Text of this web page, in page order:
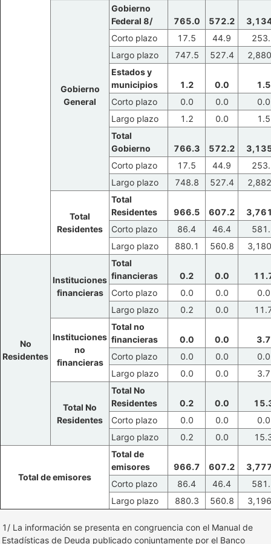
Gobierno
General
Gobierno
Federal 8/
765.0 572.2
Corto plazo
17.5 44.9
Largo plazo
747.5 527.4
Estados y
municipios
1.2 0.0
1.5
Corto plazo
0.0 0.0
0.0
Largo plazo
1.2 0.0
1.5
Total
Gobierno
766.3 572.2
Corto plazo
17.5 44.9
Largo plazo
748.8 527.4
Total
Residentes
Total
Residentes
966.5 607.2
Corto plazo
86.4 46.4
Largo plazo
880.1 560.8
No
Residentes
Instituciones
financieras
Total
financieras
0.2 0.0
Corto plazo
0.0 0.0
0.0
Largo plazo
0.2 0.0
Instituciones
no
financieras
Total no
financieras
0.0 0.0
3.7
Corto plazo
0.0 0.0
0.0
Largo plazo
0.0 0.0 3.7
Total No
Residentes
Total No
Residentes
0.2 0.0
Corto plazo
0.0 0.0
0.0
Largo plazo
0.2 0.0
Total de emisores
Total de
emisores
966.7 607.2
Corto plazo
86.4 46.4
Largo plazo
880.3 560.8
1/ La información se presenta en congruencia con el Manual de
Estadísticas de Deuda publicado conjuntamente por el Banco